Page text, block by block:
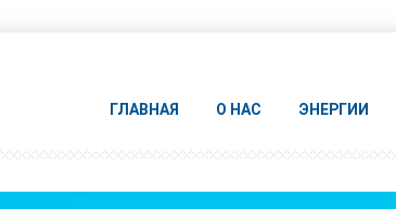
ГЛАВНАЯ О НАС ЭНЕРГИИ